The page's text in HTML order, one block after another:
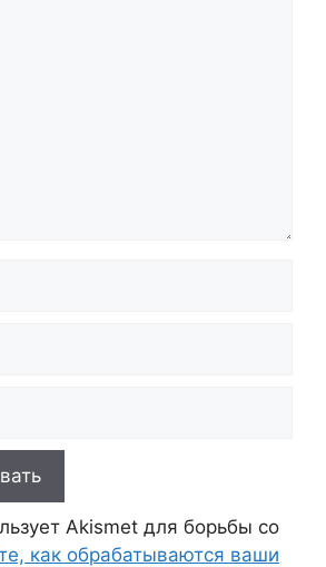
Akismet для борьбы со
как обрабатываются ваши